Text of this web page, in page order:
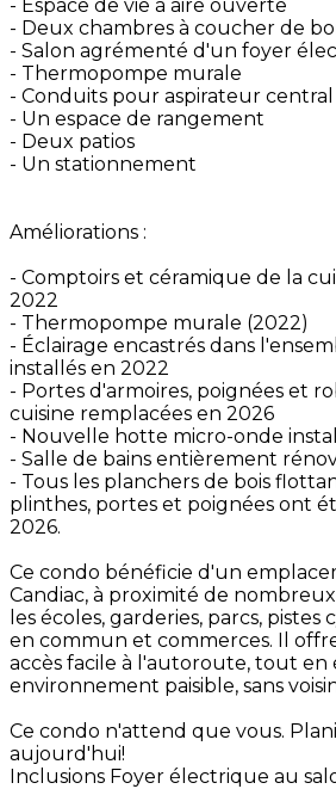
- Espace de vie à aire ouverte
- Deux chambres à coucher de
- Salon agrémenté d'un foyer
- Thermopompe murale
- Conduits pour aspirateur central
- Un espace de rangement
- Deux patios
- Un stationnement
Améliorations :
- Comptoirs et céramique de la
2022
- Thermopompe murale (2022)
- Éclairage encastrés dans
installés en 2022
- Portes d'armoires, poignées et
cuisine remplacées en 2026
- Nouvelle hotte micro-onde
- Salle de bains entièrement
- Tous les planchers de bois
plinthes, portes et poignées ont
2026.
Ce condo bénéficie d'un
Candiac, à proximité de
les écoles, garderies, parcs,
en commun et commerces. Il
accès facile à l'autoroute, tout en
environnement paisible, sans
Ce condo n'attend que vous.
aujourd'hui!
Inclusions Foyer électrique au